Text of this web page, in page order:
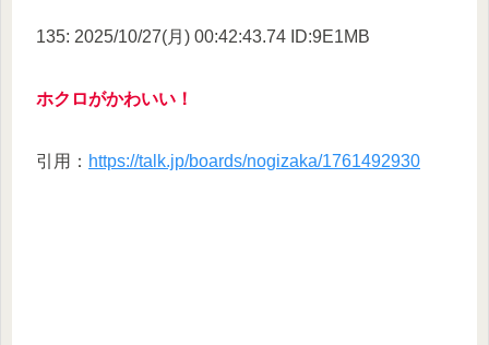
135: 2025/10/27(月) 00:42:43.74 ID:9E1MB
ホクロがかわいい！
引用： https://talk.jp/boards/nogizaka/1761492930